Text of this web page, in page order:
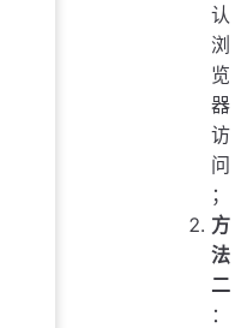
认
浏
览
器
访
问
；
方
法
二
：